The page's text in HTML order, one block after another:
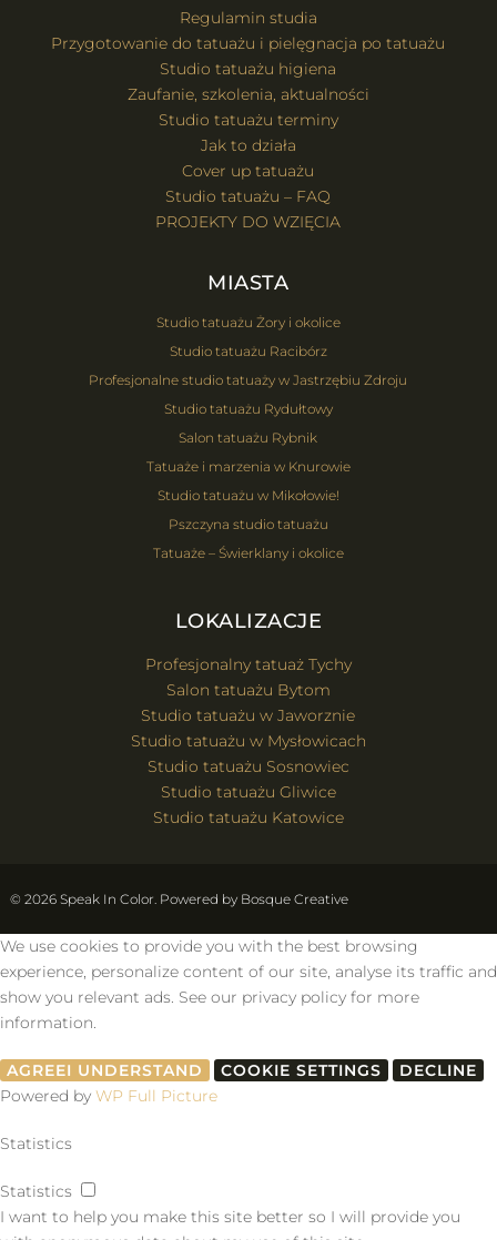
Regulamin studia
Przygotowanie do tatuażu i pielęgnacja po tatuażu
Studio tatuażu higiena
Zaufanie, szkolenia, aktualności
Studio tatuażu terminy
Jak to działa
Cover up tatuażu
Studio tatuażu – FAQ
PROJEKTY DO WZIĘCIA
MIASTA
Studio tatuażu Żory i okolice
Studio tatuażu Racibórz
Profesjonalne studio tatuaży w Jastrzębiu Zdroju
Studio tatuażu Rydułtowy
Salon tatuażu Rybnik
Tatuaże i marzenia w Knurowie
Studio tatuażu w Mikołowie!
Pszczyna studio tatuażu
Tatuaże – Świerklany i okolice
LOKALIZACJE
Profesjonalny tatuaż Tychy
Salon tatuażu Bytom
Studio tatuażu w Jaworznie
Studio tatuażu w Mysłowicach
Studio tatuażu Sosnowiec
Studio tatuażu Gliwice
Studio tatuażu Katowice
© 2026 Speak In Color. Powered by Bosque Creative
We use cookies to provide you with the best browsing
experience, personalize content of our site, analyse its traffic and
show you relevant ads. See our privacy policy for more
information.
AGREEI UNDERSTAND COOKIE SETTINGS
DECLINE
Powered by WP Full Picture
Statistics
Statistics
I want to help you make this site better so I will provide you